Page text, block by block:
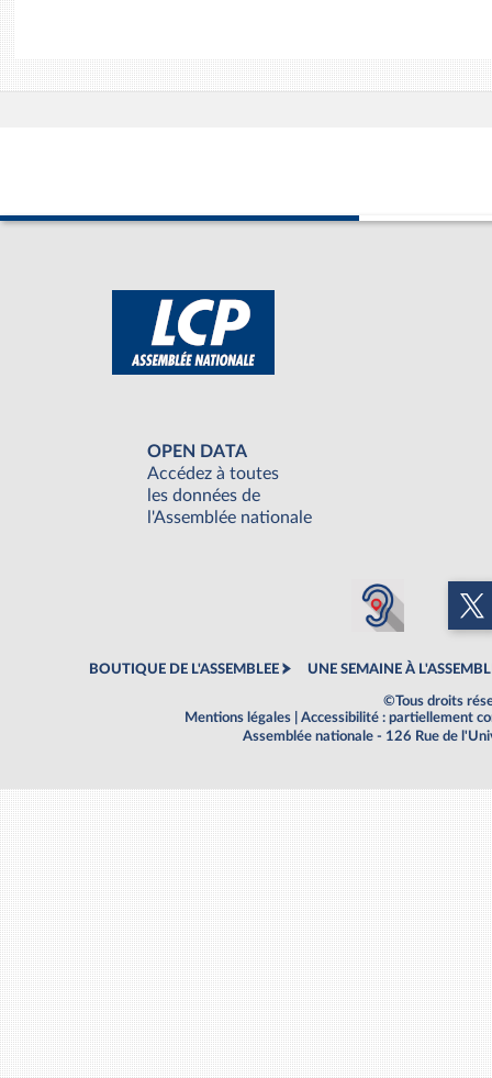
OPEN DATA
Accédez à toutes
les données de
l'Assemblée nationale
BOUTIQUE DE L'ASSEMBLEE UNE SEMAINE À
©Tous droits
Mentions légales
Accessibilité : partiellement
Assemblée nationale - 126 Rue de